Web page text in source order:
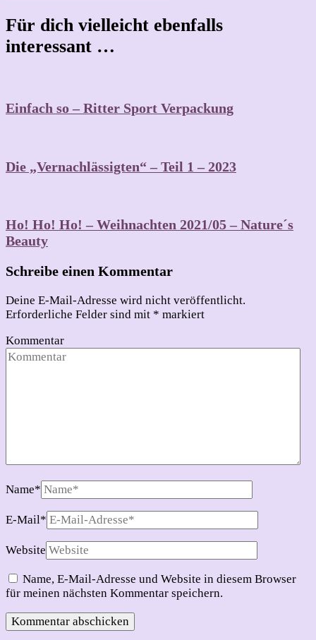
Für dich vielleicht ebenfalls
interessant …
Einfach so – Ritter Sport Verpackung
Die „Vernachlässigten“ – Teil 1 – 2023
Ho! Ho! Ho! – Weihnachten 2021/05 – Nature´s
Beauty
Schreibe einen Kommentar
Deine E-Mail-Adresse wird nicht veröffentlicht.
Erforderliche Felder sind mit * markiert
Kommentar
Name*
E-Mail*
Website
Name, E-Mail-Adresse und Website in diesem Browser
für meinen nächsten Kommentar speichern.